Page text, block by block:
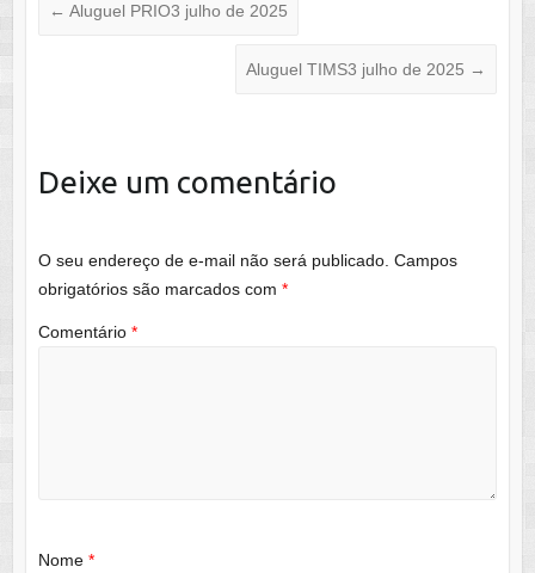
← Aluguel PRIO3 julho de 2025
Aluguel TIMS3 julho de 2025 →
Deixe um comentário
O seu endereço de e-mail não será publicado. Campos
obrigatórios são marcados com *
Comentário *
Nome *